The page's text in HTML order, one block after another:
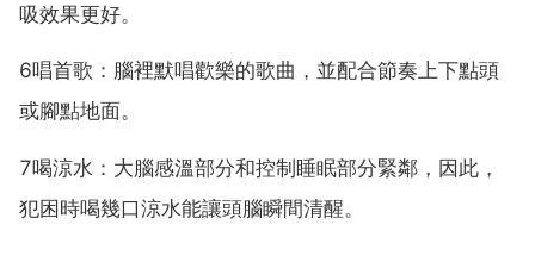
吸效果更好。
6唱首歌：腦裡默唱歡樂的歌曲，並配合節奏上下點頭
或腳點地面。
7喝涼水：大腦感溫部分和控制睡眠部分緊鄰，因此，
犯困時喝幾口涼水能讓頭腦瞬間清醒。